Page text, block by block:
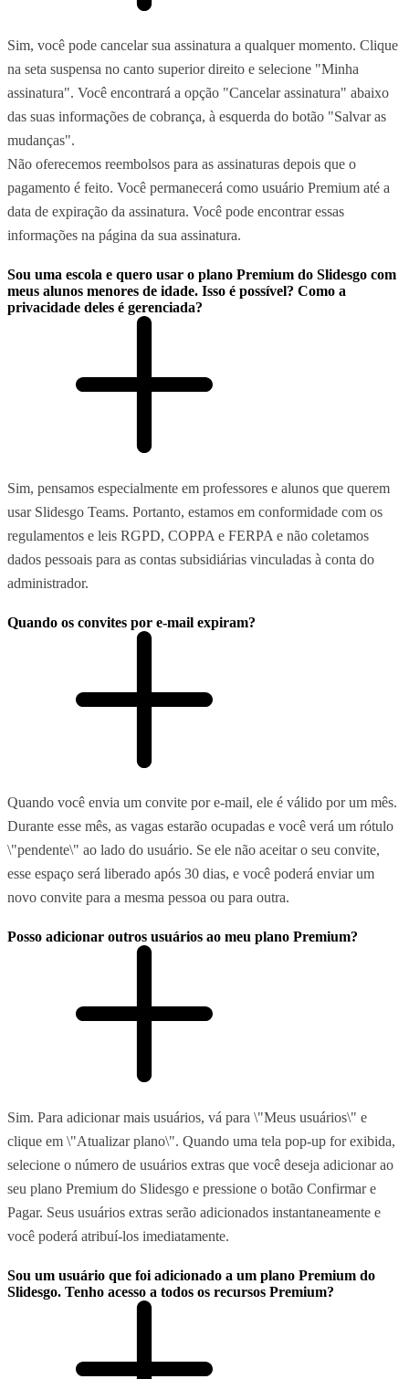
Sim, você pode cancelar sua assinatura a qualquer momento. Clique
na seta suspensa no canto superior direito e selecione "Minha
assinatura". Você encontrará a opção "Cancelar assinatura" abaixo
das suas informações de cobrança, à esquerda do botão "Salvar as
mudanças".
Não oferecemos reembolsos para as assinaturas depois que o
pagamento é feito. Você permanecerá como usuário Premium até a
data de expiração da assinatura. Você pode encontrar essas
informações na página da sua assinatura.
Sou uma escola e quero usar o plano Premium do Slidesgo com
meus alunos menores de idade. Isso é possível? Como a
privacidade deles é gerenciada?
Sim, pensamos especialmente em professores e alunos que querem
usar Slidesgo Teams. Portanto, estamos em conformidade com os
regulamentos e leis RGPD, COPPA e FERPA e não coletamos
dados pessoais para as contas subsidiárias vinculadas à conta do
administrador.
Quando os convites por e-mail expiram?
Quando você envia um convite por e-mail, ele é válido por um mês.
Durante esse mês, as vagas estarão ocupadas e você verá um rótulo
\"pendente\" ao lado do usuário. Se ele não aceitar o seu convite,
esse espaço será liberado após 30 dias, e você poderá enviar um
novo convite para a mesma pessoa ou para outra.
Posso adicionar outros usuários ao meu plano Premium?
Sim. Para adicionar mais usuários, vá para \"Meus usuários\" e
clique em \"Atualizar plano\". Quando uma tela pop-up for exibida,
selecione o número de usuários extras que você deseja adicionar ao
seu plano Premium do Slidesgo e pressione o botão Confirmar e
Pagar. Seus usuários extras serão adicionados instantaneamente e
você poderá atribuí-los imediatamente.
Sou um usuário que foi adicionado a um plano Premium do
Slidesgo. Tenho acesso a todos os recursos Premium?